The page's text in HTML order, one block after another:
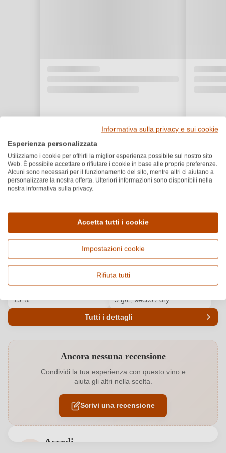
Dettagli del prodotto
Paese e regione
Vitigno e tipologia
Nero d'Avola, Vino rosso
Origine
Qualità
IGP
13 %
5 g/L, secco / dry
Tutti i dettagli
Affinamento Botte inox
Annata 2021
Bio EU
Ancora nessuna recensione
Condividi la tua esperienza con questo vino e
aiuta gli altri nella scelta.
Scrivi una recensione
Accedi
Informativa sulla privacy e sui cookie
Esperienza personalizzata
Utilizziamo i cookie per offrirti la miglior esperienza possibile sul nostro sito
Web. È possibile accettare o rifiutare i cookie in base alle proprie preferenze.
Alcuni sono necessari per il funzionamento del sito, mentre altri ci aiutano a
personalizzare la nostra offerta. Ulteriori informazioni sono disponibili nella
nostra informativa sulla privacy.
Accetta tutti i cookie
Impostazioni cookie
Rifiuta tutti